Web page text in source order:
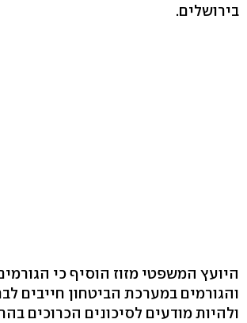
בירושלים.
היועץ המשפטי מזוז הוסיף כי
והגורמים במערכת הביטחון חייבים
ולהיות מודעים לסיכונים הכרוכים